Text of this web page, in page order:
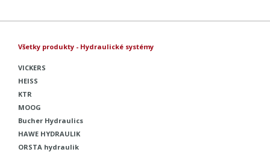
Všetky produkty - Hydraulické systémy
VICKERS
HEISS
KTR
MOOG
Bucher Hydraulics
HAWE HYDRAULIK
ORSTA hydraulik